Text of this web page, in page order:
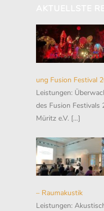
ung Fusion Festival
Leistungen:
des Fusion Festivals
Müritz e.V. […]
– Raumakustik
Leistungen: